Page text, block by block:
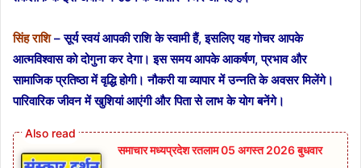
सिंह राशि– सूर्य स्वयं आपकी राशि के स्वामी हैं, इसलिए यह गोचर आपके
आत्मविश्वास को दोगुना कर देगा। इस समय आपके आकर्षण, प्रभाव और
सामाजिक प्रतिष्ठा में वृद्धि होगी। नौकरी या व्यापार में उन्नति के अवसर मिलेंगे।
पारिवारिक जीवन में खुशियां आएंगी और पिता से लाभ के योग बनेंगे।
समाचार मध्यप्रदेश रतलाम 05 अगस्त 2026 बुधवार